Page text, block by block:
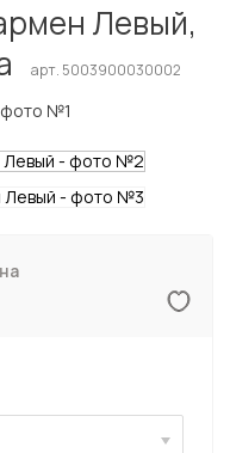
Левый,
арт. 5003900030002